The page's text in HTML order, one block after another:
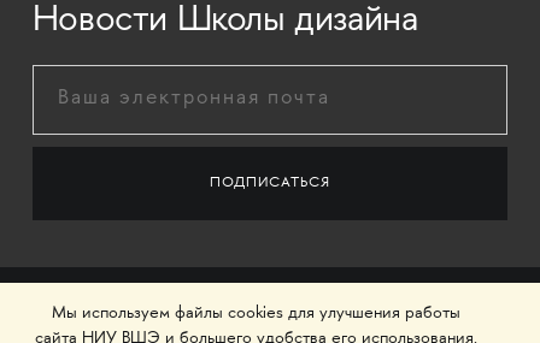
Новости Школы дизайна
Мы используем файлы cookies для улучшения работы
сайта НИУ ВШЭ и большего удобства его использования.